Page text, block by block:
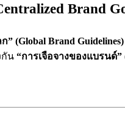
Brand
(Global Brand Guidelines)
กัน “การเจือจางของแบรนด์”